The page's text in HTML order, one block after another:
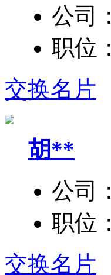
公司：
职位：
交换名片
胡**
公司：
职位：
交换名片